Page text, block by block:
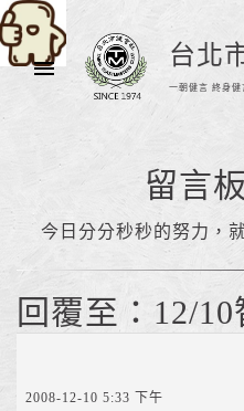
台北
一朝健言 終身
留言
今日分分秒秒的努力，
回覆至：12/
2008-12-10 5:33 下午